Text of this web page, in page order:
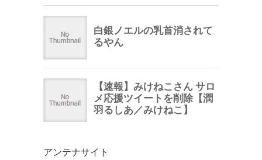
アンテナサイト